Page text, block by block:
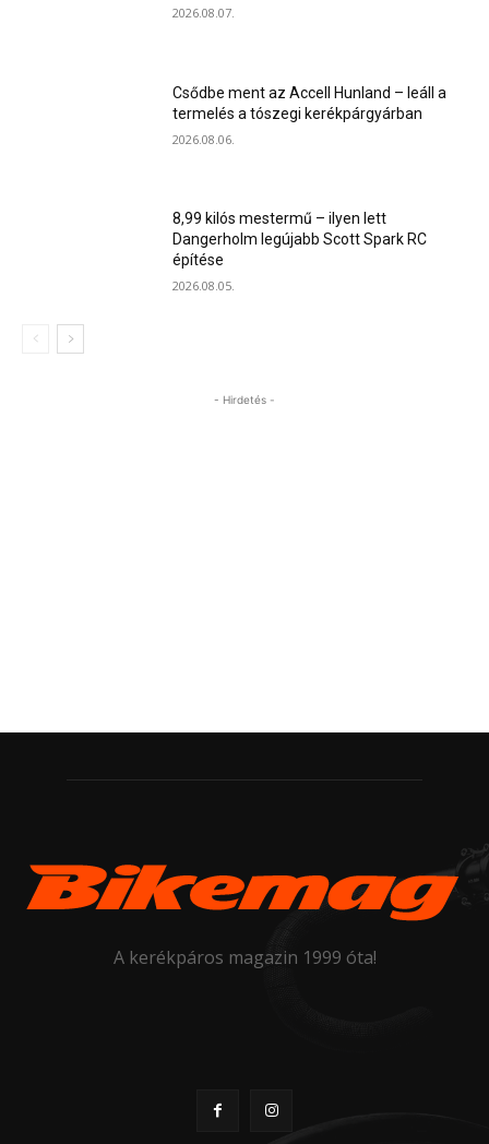
2026.08.07.
Csődbe ment az Accell Hunland – leáll a
termelés a tószegi kerékpárgyárban
2026.08.06.
8,99 kilós mestermű – ilyen lett
Dangerholm legújabb Scott Spark RC
építése
2026.08.05.
- Hirdetés -
A kerékpáros magazin 1999 óta!